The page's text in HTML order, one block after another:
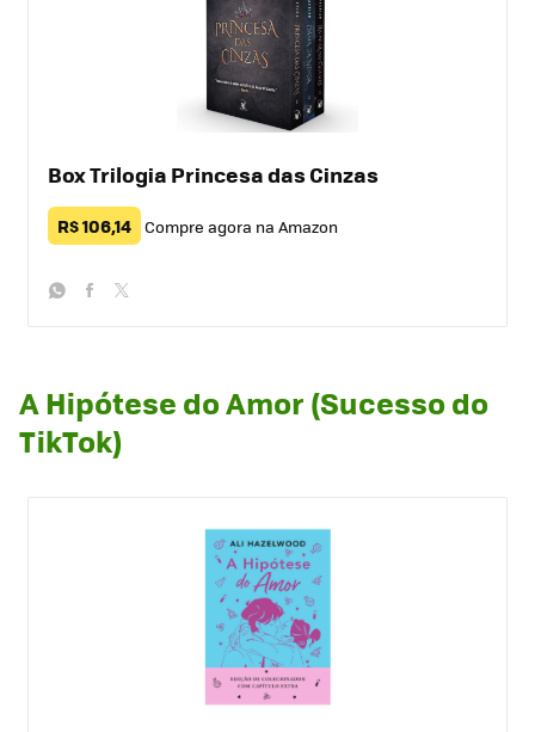
Box Trilogia Princesa das Cinzas
R$ 106,14 Compre agora na Amazon
A Hipótese do Amor (Sucesso do
TikTok)